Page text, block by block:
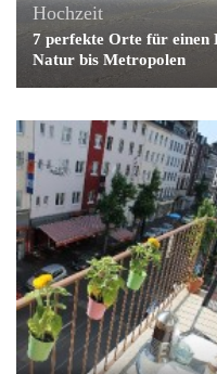
Hochzeit
7 perfekte Orte für einen
Natur bis Metropolen